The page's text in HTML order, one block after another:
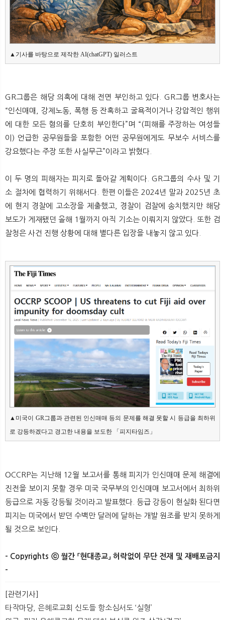
▲기사를 바탕으로 제작한 AI(chatGPT) 일러스트
GR그룹은 해당 의혹에 대해 전면 부인하고 있다. GR그룹 변호사는
“인신매매, 강제노동, 폭행 등 잔혹하고 굴욕적이거나 강압적인 행위
에 대한 모든 혐의를 단호히 부인한다”며 “(피해를 주장하는 여성들
이) 언급한 공무원들을 포함한 어떤 공무원에게도 무보수 서비스를
강요했다는 주장 또한 사실무근”이라고 밝혔다.
이 두 명의 피해자는 피지로 돌아갈 계획이다. GR그룹의 수사 및 기
소 절차에 협력하기 위해서다. 한편 이들은 2024년 말과 2025년 초
에 현지 경찰에 고소장을 제출했고, 경찰이 검찰에 송치했지만 해당
보도가 게재됐던 올해 1월까지 아직 기소는 이뤄지지 않았다. 또한 검
찰청은 사건 진행 상황에 대해 별다른 입장을 내놓지 않고 있다.
▲미국이 GR그룹과 관련된 인신매매 등의 문제를 해결 못할 시 등급을 최하위
로 강등하겠다고 경고한 내용을 보도한 「피지타임즈」
OCCRP는 지난해 12월 보고서를 통해 피지가 인신매매 문제 해결에
진전을 보이지 못할 경우 미국 국무부의 인신매매 보고서에서 최하위
등급으로 자동 강등될 것이라고 발표했다. 등급 강등이 현실화 된다면
피지는 미국에서 받던 수백만 달러에 달하는 개발 원조를 받지 못하게
될 것으로 보인다.
- Copyrights ⓒ 월간 「현대종교」 허락없이 무단 전재 및 재배포금지
-
[관련기사]
타작마당, 은혜로교회 신도들 항소심서도 ‘실형’